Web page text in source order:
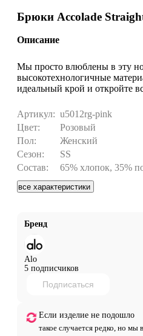
Брюки Accolade
Описание
Мы просто влюблены в эту
высокотехнологичные
идеальный крой и откройте
Артикул: u5012rg-pink
Цвет:
Розовый
Пол:
Женский
Сезон:
SS
Состав:
65% хлопок, 35%
все характеристики
Бренд
Alo
5 подписчиков
Подписаться
Если изделие не подошло
такое случается редко, но мы